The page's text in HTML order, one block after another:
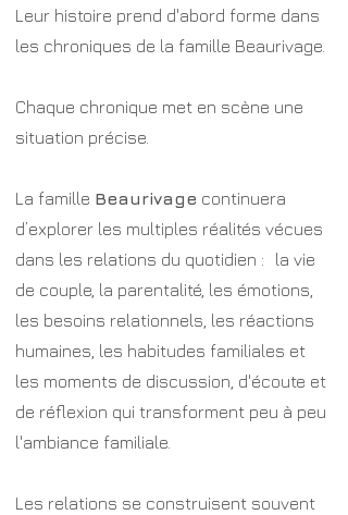
Leur histoire prend d'abord forme dans
les chroniques de la famille Beaurivage.
Chaque chronique met en scène une
situation précise.
La famille Beaurivage continuera
d’explorer les multiples réalités vécues
dans les relations du quotidien : la vie
de couple, la parentalité, les émotions,
les besoins relationnels, les réactions
humaines, les habitudes familiales et
les moments de discussion, d'écoute et
de réflexion qui transforment peu à peu
l'ambiance familiale.
Les relations se construisent souvent